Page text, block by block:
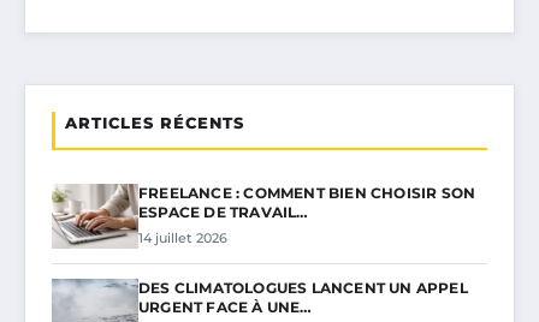
ARTICLES RÉCENTS
FREELANCE : COMMENT BIEN CHOISIR SON
ESPACE DE TRAVAIL…
14 juillet 2026
DES CLIMATOLOGUES LANCENT UN APPEL
URGENT FACE À UNE…